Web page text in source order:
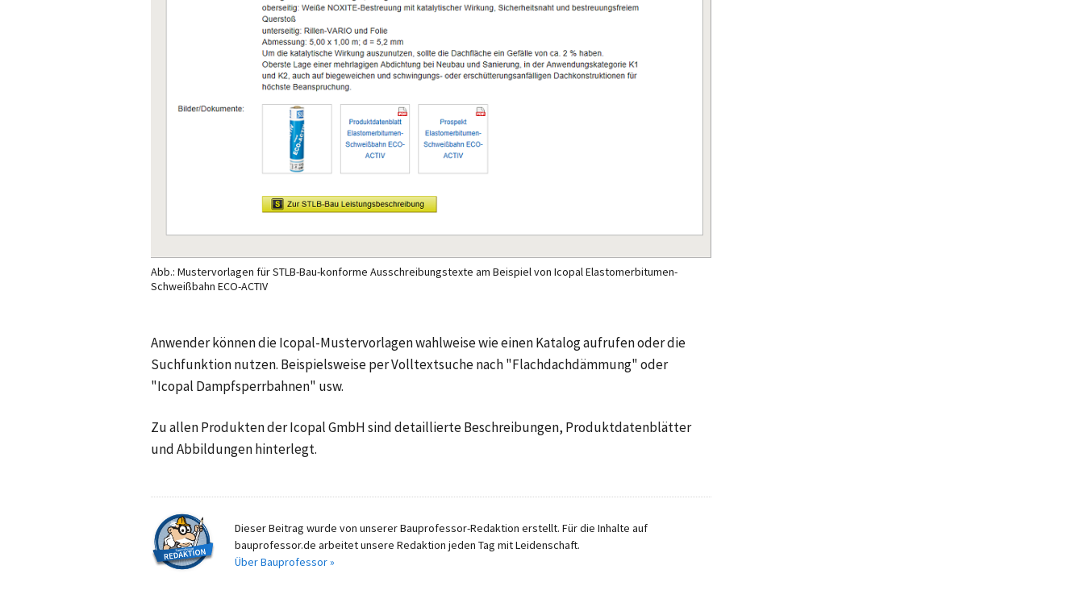
Abb.: Mustervorlagen für STLB-Bau-konforme Ausschreibungstexte am Beispiel von Icopal Elastomerbitumen-
Schweißbahn ECO-ACTIV
Anwender können die Icopal-Mustervorlagen wahlweise wie einen Katalog aufrufen oder die
Suchfunktion nutzen. Beispielsweise per Volltextsuche nach "Flachdachdämmung" oder
"Icopal Dampfsperrbahnen" usw.
Zu allen Produkten der Icopal GmbH sind detaillierte Beschreibungen, Produktdatenblätter
und Abbildungen hinterlegt.
Dieser Beitrag wurde von unserer Bauprofessor-Redaktion erstellt. Für die Inhalte auf
bauprofessor.de arbeitet unsere Redaktion jeden Tag mit Leidenschaft.
Über Bauprofessor »